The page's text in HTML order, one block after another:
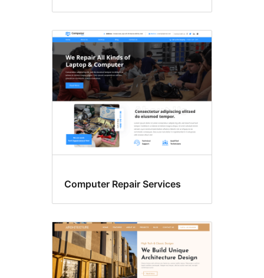
Computer Repair Services